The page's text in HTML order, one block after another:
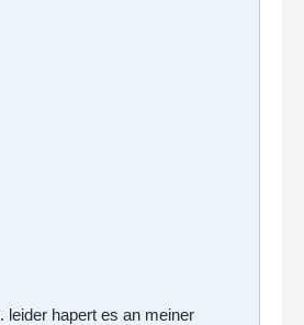
leider hapert es an meiner